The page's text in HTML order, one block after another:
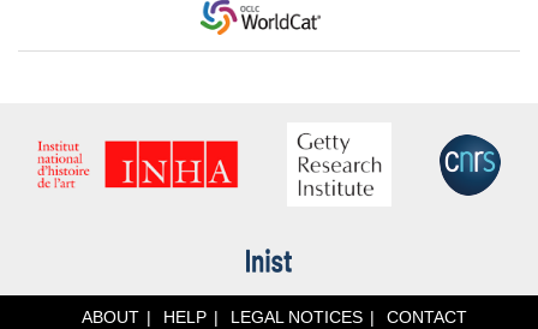
ABOUT HELP LEGAL NOTICES CONTACT